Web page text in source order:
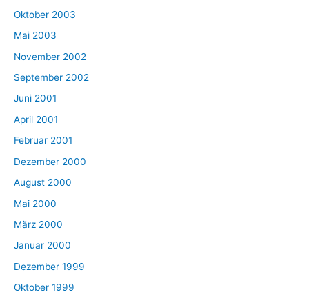
Oktober 2003
Mai 2003
November 2002
September 2002
Juni 2001
April 2001
Februar 2001
Dezember 2000
August 2000
Mai 2000
März 2000
Januar 2000
Dezember 1999
Oktober 1999